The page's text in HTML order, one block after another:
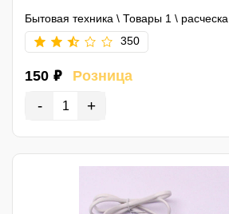
Бытовая техника \ Товары 1 \ расческа
350
150 ₽ Розница
- +